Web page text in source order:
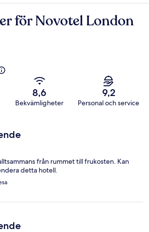
för Novotel London
8,6
Bekvämligheter
9,2
Personal och service
från rummet till frukosten. Kan
detta hotell.